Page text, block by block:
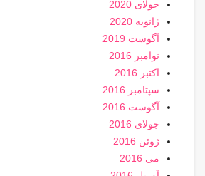
جولای 2020
ژانویه 2020
آگوست 2019
نوامبر 2016
اکتبر 2016
سپتامبر 2016
آگوست 2016
جولای 2016
ژوئن 2016
می 2016